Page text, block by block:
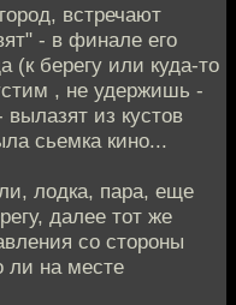
встречают
- в финале его
(к берегу или куда-то
, не удержишь -
из кустов
сьемка кино...
лодка, пара, еще
далее тот же
со стороны
ли на месте